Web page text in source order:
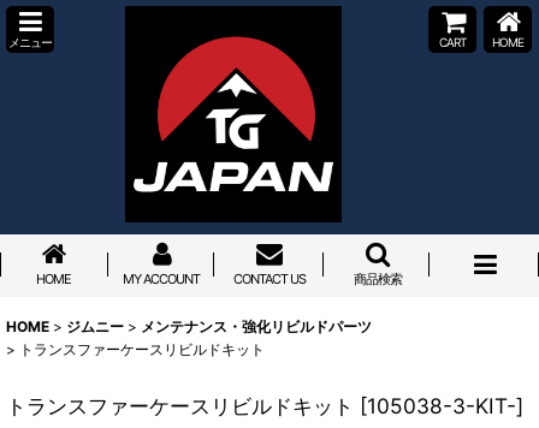
メニュー CART HOME
HOME MY ACCOUNT CONTACT US 商品検索
HOME > ジムニー > メンテナンス・強化リビルドパーツ
> トランスファーケースリビルドキット
トランスファーケースリビルドキット [105038-3-KIT-]